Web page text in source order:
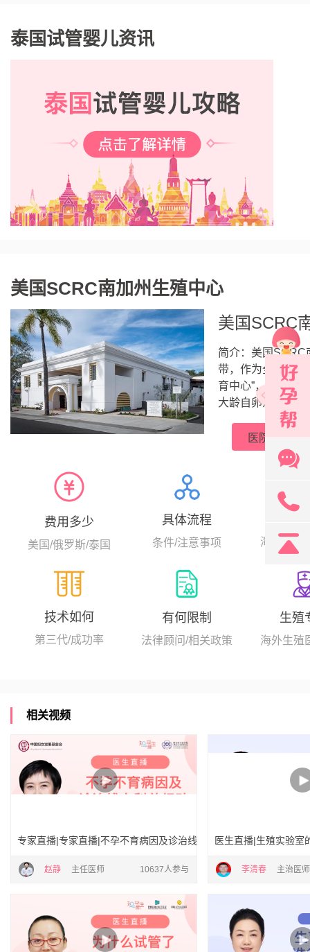
泰国试管婴儿资讯
美国SCRC南加州生殖中心
美国SCRC
简介：美国SCRC
带，作为全球试
育中心”，作为加
大龄自卵活产成
比弗利山庄的黄
世纪1993年，美
浆内单精子注射
医院详情介
费用多少
美国/俄罗斯/泰国
具体流程
条件/注意事项 海外生殖
技术如何
第三代/成功率
有何限制
法律顾问/相关政策
生殖
海外生殖
相关视频
专家直播|专家直播|不孕不育病因及诊治线上科普行动
赵静 主任医师 10637人参与
医生直播|生殖实验室
李清春 主治医师